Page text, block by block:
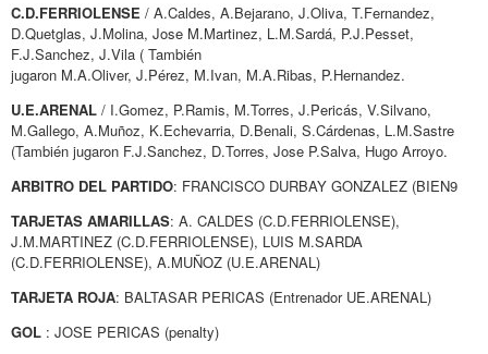
C.D.FERRIOLENSE / A.Caldes, A.Bejarano, J.Oliva, T.Fernandez,
D.Quetglas, J.Molina, Jose M.Martinez, L.M.Sardá, P.J.Pesset,
F.J.Sanchez, J.Vila ( También
jugaron M.A.Oliver, J.Pérez, M.Ivan, M.A.Ribas, P.Hernandez.
U.E.ARENAL / I.Gomez, P.Ramis, M.Torres, J.Pericás, V.Silvano,
M.Gallego, A.Muñoz, K.Echevarria, D.Benali, S.Cárdenas, L.M.Sastre
(También jugaron F.J.Sanchez, D.Torres, Jose P.Salva, Hugo Arroyo.
ARBITRO DEL PARTIDO: FRANCISCO DURBAY GONZALEZ (BIEN9
TARJETAS AMARILLAS: A. CALDES (C.D.FERRIOLENSE),
J.M.MARTINEZ (C.D.FERRIOLENSE), LUIS M.SARDA
(C.D.FERRIOLENSE), A.MUÑOZ (U.E.ARENAL)
TARJETA ROJA: BALTASAR PERICAS (Entrenador UE.ARENAL)
GOL : JOSE PERICAS (penalty)